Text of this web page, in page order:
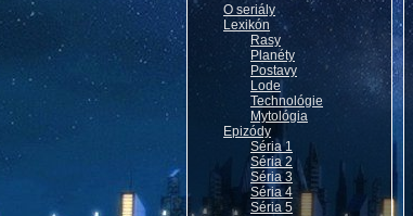
O seriály
Lexikón
Rasy
Planéty
Postavy
Lode
Technológie
Mytológia
Epizódy
Séria 1
Séria 2
Séria 3
Séria 4
Séria 5